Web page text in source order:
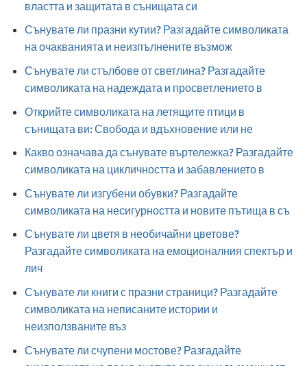
властта и защитата в сънищата си
Сънувате ли празни кутии? Разгадайте символиката
на очакванията и неизпълнените възмож
Сънувате ли стълбове от светлина? Разгадайте
символиката на надеждата и просветлението в
Открийте символиката на летящите птици в
сънищата ви: Свобода и вдъхновение или не
Какво означава да сънувате въртележка? Разгадайте
символиката на цикличността и забавлението в
Сънувате ли изгубени обувки? Разгадайте
символиката на несигурността и новите пътища в съ
Сънувате ли цветя в необичайни цветове?
Разгадайте символиката на емоционалния спектър и
лич
Сънувате ли книги с празни страници? Разгадайте
символиката на неписаните истории и
неизползваните въз
Сънувате ли счупени мостове? Разгадайте